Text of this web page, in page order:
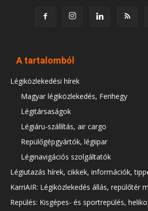
A tartalomból
Légiközlekedési hírek
Magyar légiközlekedés, Ferihegy
Légitársaságok
Légiáru-szállítás, air cargo
Repülőgépgyártók, légiipar
Léginavigációs szolgáltatók
Légiutazás hírek, cikkek, információk,
KarriAIR: Légiközlekedés állás, repülőtér
Repülés: Kisgépes- és sportrepülés,